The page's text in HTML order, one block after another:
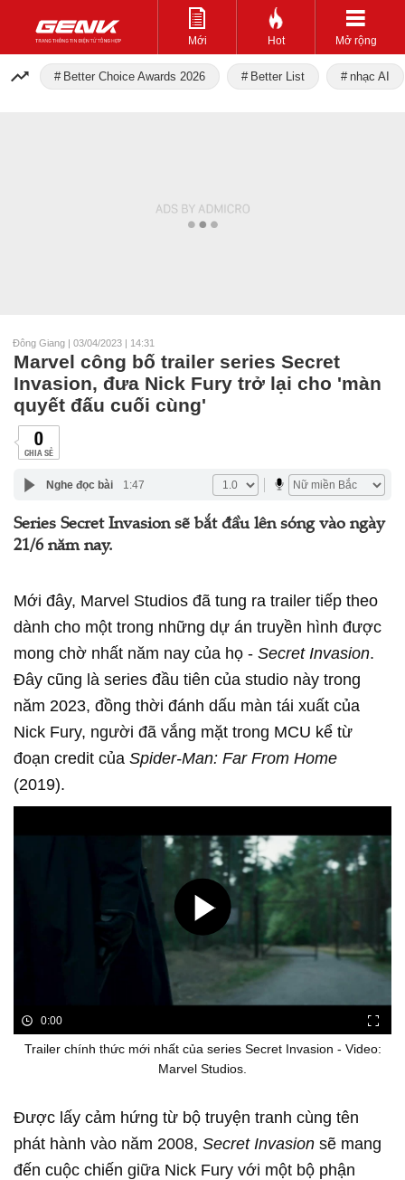
Mới Hot Mở rộng
Better Choice Awards 2026 Better List nhạc AI
Đông Giang | 03/04/2023 | 14:31
Marvel công bố trailer series Secret
Invasion, đưa Nick Fury trở lại cho 'màn
quyết đấu cuối cùng'
0
CHIA SẺ
Nghe đọc bài 1:47
Series Secret Invasion sẽ bắt đầu lên sóng vào ngày
21/6 năm nay.
Mới đây, Marvel Studios đã tung ra trailer tiếp theo
dành cho một trong những dự án truyền hình được
mong chờ nhất năm nay của họ - Secret Invasion.
Đây cũng là series đầu tiên của studio này trong
năm 2023, đồng thời đánh dấu màn tái xuất của
Nick Fury, người đã vắng mặt trong MCU kể từ
đoạn credit của Spider-Man: Far From Home
(2019).
0:00
Trailer chính thức mới nhất của series Secret Invasion - Video:
Marvel Studios.
Được lấy cảm hứng từ bộ truyện tranh cùng tên
phát hành vào năm 2008, Secret Invasion sẽ mang
đến cuộc chiến giữa Nick Fury với một bộ phận